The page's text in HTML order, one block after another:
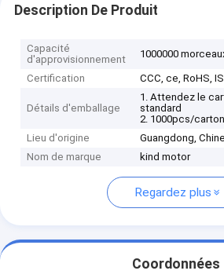
Description De Produit
Capacité
d'approvisionnement
1000000
Certification CCC, ce, RoHS,
Détails d'emballage
1. Attendez le
standard
2. 1000pcs/carton
Lieu d'origine
Guangdong, Chine
Nom de marque
kind motor
Regardez plus
Coordonnées